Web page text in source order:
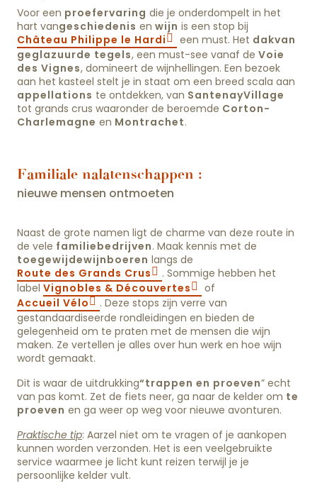
Voor een proefervaring die je onderdompelt in het
hart vangeschiedenis en wijn is een stop bij
Château Philippe le Hardi
een must. Het dakvan
geglazuurde tegels, een must-see vanaf de Voie
des Vignes, domineert de wijnhellingen. Een bezoek
aan het kasteel stelt je in staat om een breed scala aan
appellations te ontdekken, van SantenayVillage
tot grands crus waaronder de beroemde Corton-
Charlemagne en Montrachet.
Familiale nalatenschappen :
nieuwe mensen ontmoeten
Naast de grote namen ligt de charme van deze route in
de vele familiebedrijven. Maak kennis met de
toegewijdewijnboeren langs de
Route des Grands Crus
. Sommige hebben het
label Vignobles & Découvertes
of
Accueil Vélo
. Deze stops zijn verre van
gestandaardiseerde rondleidingen en bieden de
gelegenheid om te praten met de mensen die wijn
maken. Ze vertellen je alles over hun werk en hoe wijn
wordt gemaakt.
Dit is waar de uitdrukking“trappen en proeven” echt
van pas komt. Zet de fiets neer, ga naar de kelder om te
proeven en ga weer op weg voor nieuwe avonturen.
Praktische tip: Aarzel niet om te vragen of je aankopen
kunnen worden verzonden. Het is een veelgebruikte
service waarmee je licht kunt reizen terwijl je je
persoonlijke kelder vult.